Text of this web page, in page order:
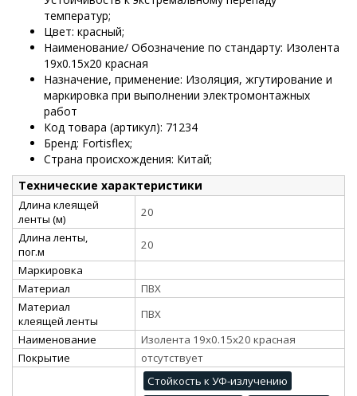
температур;
Цвет: красный;
Наименование/ Обозначение по стандарту: Изолента
19х0.15х20 красная
Назначение, применение: Изоляция, жгутирование и
маркировка при выполнении электромонтажных
работ
Код товара (артикул): 71234
Бренд: Fortisflex;
Страна происхождения: Китай;
Технические характеристики
Длина клеящей
ленты (м)
20
Длина ленты,
пог.м
20
Маркировка
Материал
ПВХ
Материал
клеящей ленты
ПВХ
Наименование
Изолента 19х0.15х20 красная
Покрытие
отсутствует
Стойкость к УФ-излучению